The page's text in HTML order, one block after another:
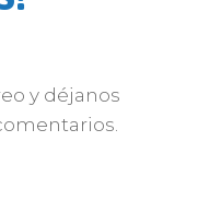
y déjanos